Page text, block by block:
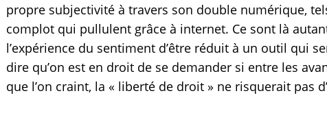
propre subjectivité à travers son double numérique,
complot qui pullulent grâce à internet. Ce sont là
l’expérience du sentiment d’être réduit à un outil qui
dire qu’on est en droit de se demander si entre les
que l’on craint, la « liberté de droit » ne risquerait pas